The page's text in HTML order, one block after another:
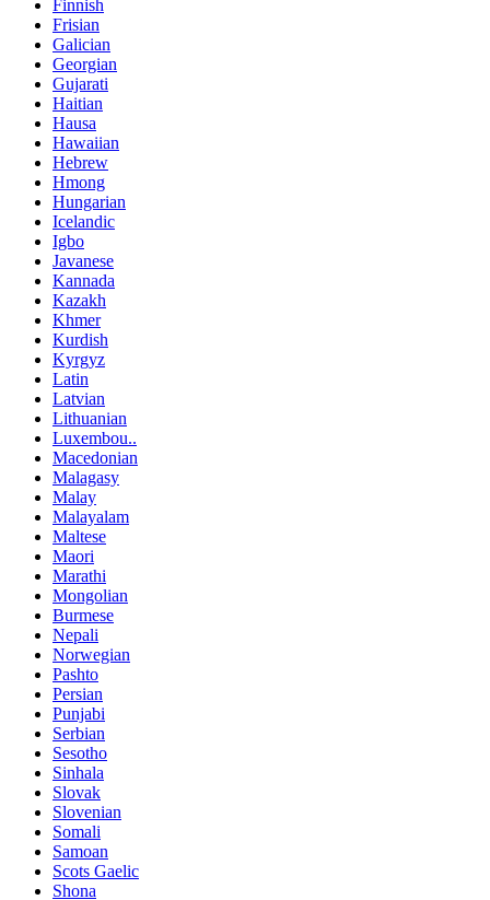
Finnish
Frisian
Galician
Georgian
Gujarati
Haitian
Hausa
Hawaiian
Hebrew
Hmong
Hungarian
Icelandic
Igbo
Javanese
Kannada
Kazakh
Khmer
Kurdish
Kyrgyz
Latin
Latvian
Lithuanian
Luxembou..
Macedonian
Malagasy
Malay
Malayalam
Maltese
Maori
Marathi
Mongolian
Burmese
Nepali
Norwegian
Pashto
Persian
Punjabi
Serbian
Sesotho
Sinhala
Slovak
Slovenian
Somali
Samoan
Scots Gaelic
Shona